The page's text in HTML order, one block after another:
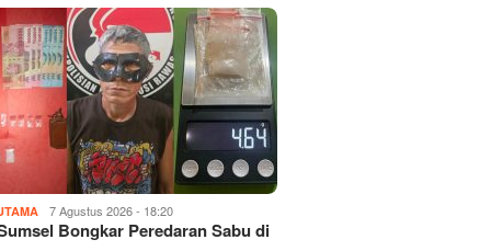
7 Agustus 2026 - 18:20
Bongkar Peredaran Sabu di